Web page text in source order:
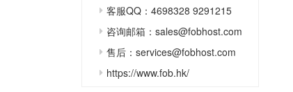
客服QQ：4698328 9291215
咨询邮箱：sales@fobhost.com
售后：services@fobhost.com
https://www.fob.hk/